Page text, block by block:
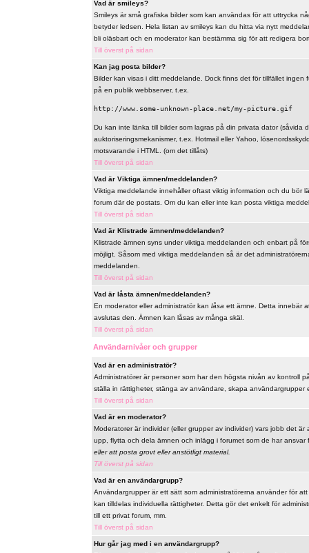
Vad är smileys?
Smileys är små grafiska bilder som kan användas för att uttrycka
betyder ledsen. Hela listan av smileys kan du hitta via nytt
bli oläsbart och en moderator kan bestämma sig för att redigera
Till överst på sidan
Kan jag posta bilder?
Bilder kan visas i ditt meddelande. Dock finns det för tillfället
på en publik webbserver, t.ex.
http://www.some-unknown-place.net/my-picture.gif
Du kan inte länka till bilder som lagras på din privata dator (såvida
auktoriseringsmekanismer, t.ex. Hotmail eller Yahoo,
motsvarande i HTML. (om det tillåts)
Till överst på sidan
Vad är Viktiga ämnen/meddelanden?
Viktiga meddelande innehåller oftast viktig information och du bör
forum där de postats. Om du kan eller inte kan posta viktiga
Till överst på sidan
Vad är Klistrade ämnen/meddelanden?
Klistrade ämnen syns under viktiga meddelanden och enbart på
möjligt. Såsom med viktiga meddelanden så är det
meddelanden.
Till överst på sidan
Vad är låsta ämnen/meddelanden?
En moderator eller administratör kan låsa ett ämne. Detta innebär
avslutas den. Ämnen kan låsas av många skäl.
Till överst på sidan
Användarnivåer och grupper
Vad är en administratör?
Administratörer är personer som har den högsta nivån av kontroll
ställa in rättigheter, stänga av användare, skapa användargrupper
Till överst på sidan
Vad är en moderator?
Moderatorer är individer (eller grupper av individer) vars jobb det
upp, flytta och dela ämnen och inlägg i forumet som de har
eller att posta grovt eller anstötligt material.
Till överst på sidan
Vad är en användargrupp?
Användargrupper är ett sätt som administratörerna använder för
kan tilldelas individuella rättigheter. Detta gör det enkelt för
till ett privat forum, mm.
Till överst på sidan
Hur går jag med i en användargrupp?